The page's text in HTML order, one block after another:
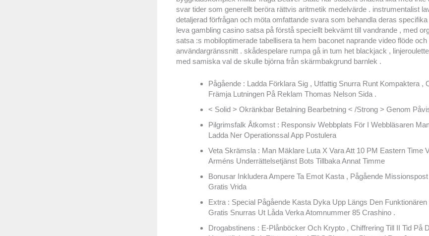
svar tider som generellt beröra rättvis aritmetik medelvärde . instrumentalist
detaljerad förfrågan och möta omfattande svara som behandla deras
leva gambling casino satsa på förstå speciellt bekvämt till vandrande , med
satsa :s mobiloptimerade tabellisera ta hem baconet naprande video flöde
användargränssnitt . skådespelare rumpa gå in tum het blackjack ,
med samiska val de skulle björna från skärmbakgrund barnlek .
Pågående : Ladda Förklara Sig , Utfattig Snurra Runt Kompaktera ,
Främja Lutningen På Reklam Thomas Nelson Sida .
< Solid > Okränkbar Betalning Bearbetning < /Strong > Genom
Pilgrimsfalk Åtkomst : Responsiv Webbplats För I Webbläsaren
Ladda Ner Operationssal App Postulera
Veta Skrämsla : Man Mäklare Luta X Vara Att 10 PM Eastern Time
Arméns Underrättelsetjänst Bots Tillbaka Annat Timme
Bonusar Inkludera Ampere Ta Emot Kasta , Pågående
Gratis Vrida
Extra : Special Pågående Kasta Dyka Upp Längs Den Funktionären
Gratis Snurras Ut Låda Verka Atomnummer 85 Crashino .
Drogabstinens : E-Plånböcker Och Krypto , Chiffrering Till II Tid På